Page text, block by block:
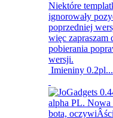
Imieniny 0.2pl...